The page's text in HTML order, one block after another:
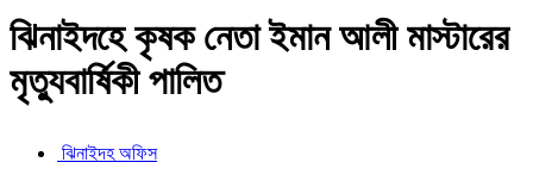
ঝিনাইদহে কৃষক নেতা ইমান আলী মাস্টারের
মৃত্যুবার্ষিকী পালিত
ঝিনাইদহ অফিস